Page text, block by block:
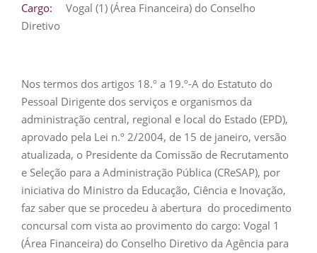
Cargo:
Vogal (1) (Área Financeira) do Conselho
Diretivo
Nos termos dos artigos 18.º a 19.º-A do Estatuto do
Pessoal Dirigente dos serviços e organismos da
administração central, regional e local do Estado (EPD),
aprovado pela Lei n.º 2/2004, de 15 de janeiro, versão
atualizada, o Presidente da Comissão de Recrutamento
e Seleção para a Administração Pública (CReSAP), por
iniciativa do Ministro da Educação, Ciência e Inovação,
faz saber que se procedeu à abertura do procedimento
concursal com vista ao provimento do cargo: Vogal 1
(Área Financeira) do Conselho Diretivo da Agência para